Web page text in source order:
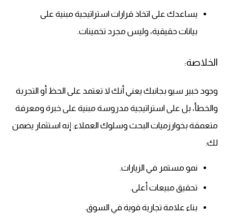
يساعدك على اتخاذ قرارات استراتيجية مبنية على
بيانات حقيقية، وليس مجرد تخمينات.
الخلاصة:
وجود خبير سيو بجانبك يعني أنك لا تعتمد على الحظ أو التجربة
والخطأ، بل على استراتيجية مدروسة مبنية على خبرة ومعرفة
متعمقة بخوارزميات البحث وسلوك العملاء. إنه استثمار يضمن
لك:
نمو مستمر في الزيارات.
تحقيق مبيعات أعلى.
بناء علامة تجارية قوية في السوق.